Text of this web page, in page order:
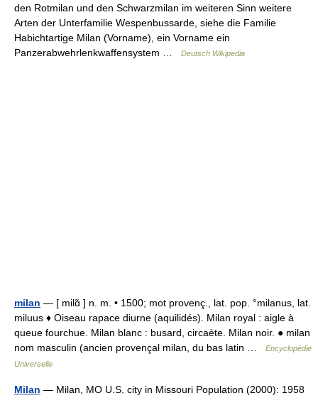
den Rotmilan und den Schwarzmilan im weiteren Sinn weitere
Arten der Unterfamilie Wespenbussarde, siehe die Familie
Habichtartige Milan (Vorname), ein Vorname ein
Panzerabwehrlenkwaffensystem …
Deutsch Wikipedia
milan — [ milɑ̃ ] n. m. • 1500; mot provenç., lat. pop. °milanus, lat.
miluus ♦ Oiseau rapace diurne (aquilidés). Milan royal : aigle à
queue fourchue. Milan blanc : busard, circaète. Milan noir. ● milan
nom masculin (ancien provençal milan, du bas latin …
Encyclopédie
Universelle
Milan — Milan, MO U.S. city in Missouri Population (2000): 1958